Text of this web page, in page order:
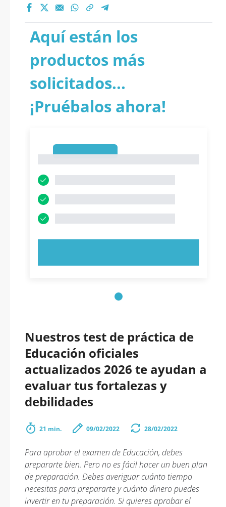
Aquí están los
productos más
solicitados...
¡Pruébalos ahora!
Nuestros test de práctica de
Educación oficiales
actualizados 2026 te ayudan a
evaluar tus fortalezas y
debilidades
21 min. 09/02/2022 28/02/2022
Para aprobar el examen de Educación, debes
prepararte bien. Pero no es fácil hacer un buen plan
de preparación. Debes averiguar cuánto tiempo
necesitas para prepararte y cuánto dinero puedes
invertir en tu preparación. Si quieres aprobar el